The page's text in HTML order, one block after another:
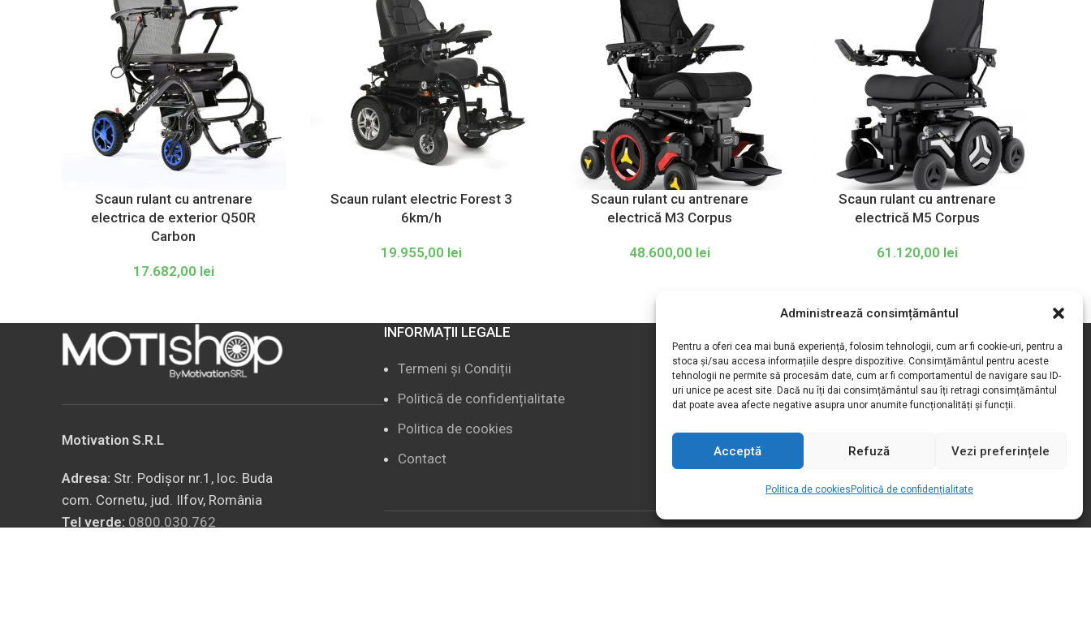
Administrează consimțământul
Pentru a oferi cea mai bună experiență, folosim tehnologii, cum ar fi cookie-uri, pentru a
stoca și/sau accesa informațiile despre dispozitive. Consimțământul pentru aceste
tehnologii ne permite să procesăm date, cum ar fi comportamentul de navigare sau ID-
uri unice pe acest site. Dacă nu îți dai consimțământul sau îți retragi consimțământul
dat poate avea afecte negative asupra unor anumite funcționalități și funcții.
Acceptă Refuză Vezi preferințele
Politica de cookies Politică de confidențialitate
Scaun rulant cu antrenare
electrica de exterior Q50R
Carbon
17.682,00 lei
Scaun rulant electric Forest 3
6km/h
19.955,00 lei
Scaun rulant cu antrenare
electrică M3 Corpus
48.600,00 lei
Scaun rulant cu antrenare
electrică M5 Corpus
61.120,00 lei
Motivation S.R.L
Adresa: Str. Podișor nr.1, loc. Buda
com. Cornetu, jud. Ilfov, România
Tel verde: 0800.030.762
INFORMAȚII LEGALE
Termeni și Condiții
Politică de confidențialitate
Politica de cookies
Contact
Produse
Producători
Despre noi
Decontare CAS